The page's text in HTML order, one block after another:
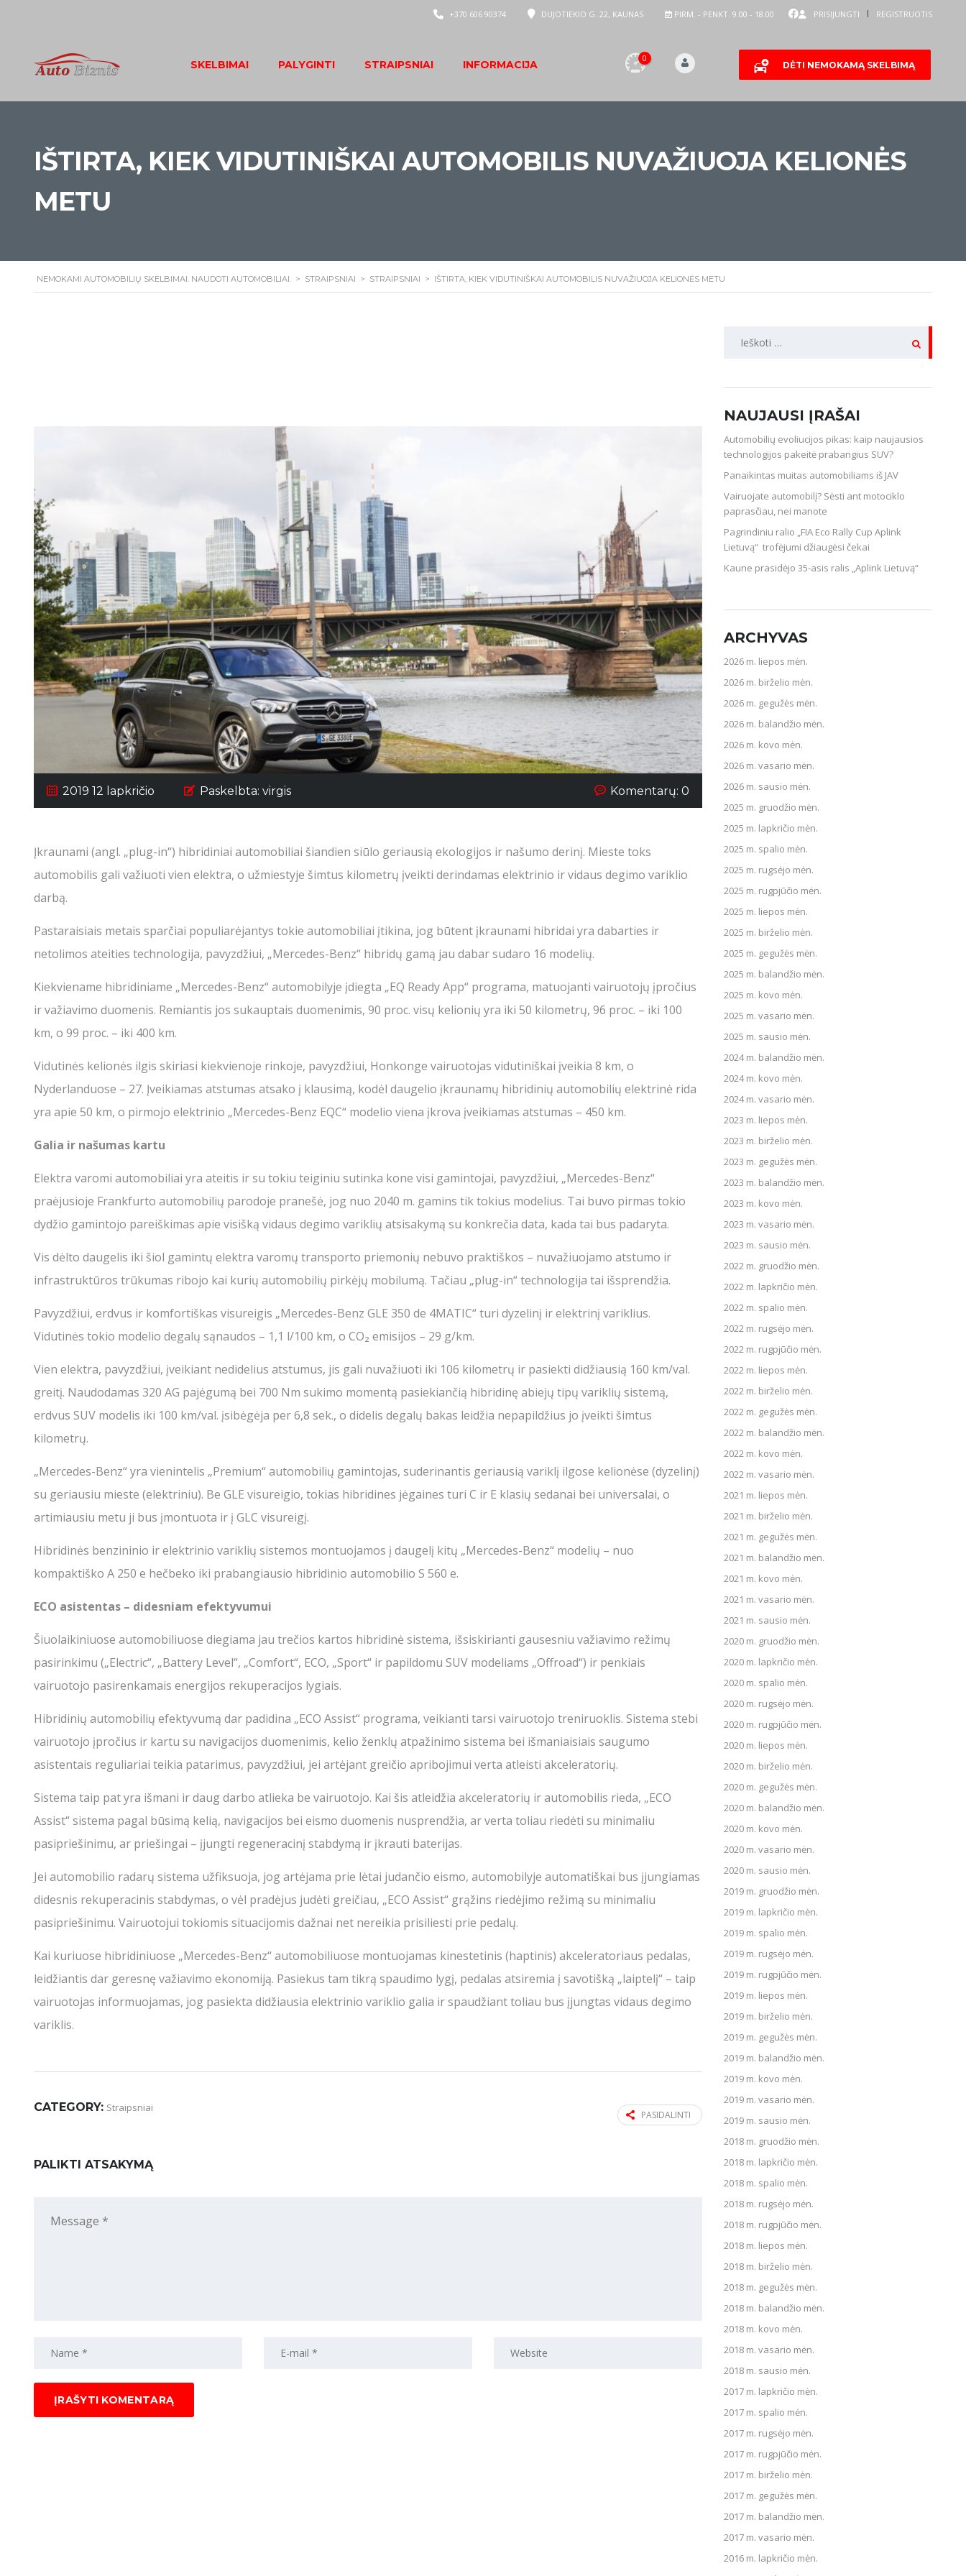
PRISIJUNGTI REGISTRUOTIS
PIRM. - PENKT. 9.00 - 18.00
DUJOTIEKIO G. 22, KAUNAS
+370 606 90374
DĖTI NEMOKAMĄ SKELBIMĄ
0
SKELBIMAI PALYGINTI STRAIPSNIAI INFORMACIJA
IŠTIRTA, KIEK VIDUTINIŠKAI AUTOMOBILIS NUVAŽIUOJA KELIONĖS
METU
NEMOKAMI AUTOMOBILIŲ SKELBIMAI. NAUDOTI AUTOMOBILIAI. > STRAIPSNIAI > STRAIPSNIAI > IŠTIRTA, KIEK VIDUTINIŠKAI AUTOMOBILIS NUVAŽIUOJA KELIONĖS METU
2019 12 lapkričio Paskelbta: virgis Komentarų: 0
Įkraunami (angl. „plug-in“) hibridiniai automobiliai šiandien siūlo geriausią ekologijos ir našumo derinį. Mieste toks
automobilis gali važiuoti vien elektra, o užmiestyje šimtus kilometrų įveikti derindamas elektrinio ir vidaus degimo variklio
darbą.
Pastaraisiais metais sparčiai populiarėjantys tokie automobiliai įtikina, jog būtent įkraunami hibridai yra dabarties ir
netolimos ateities technologija, pavyzdžiui, „Mercedes-Benz“ hibridų gamą jau dabar sudaro 16 modelių.
Kiekviename hibridiniame „Mercedes-Benz“ automobilyje įdiegta „EQ Ready App“ programa, matuojanti vairuotojų įpročius
ir važiavimo duomenis. Remiantis jos sukauptais duomenimis, 90 proc. visų kelionių yra iki 50 kilometrų, 96 proc. – iki 100
km, o 99 proc. – iki 400 km.
Vidutinės kelionės ilgis skiriasi kiekvienoje rinkoje, pavyzdžiui, Honkonge vairuotojas vidutiniškai įveikia 8 km, o
Nyderlanduose – 27. Įveikiamas atstumas atsako į klausimą, kodėl daugelio įkraunamų hibridinių automobilių elektrinė rida
yra apie 50 km, o pirmojo elektrinio „Mercedes-Benz EQC“ modelio viena įkrova įveikiamas atstumas – 450 km.
Galia ir našumas kartu
Elektra varomi automobiliai yra ateitis ir su tokiu teiginiu sutinka kone visi gamintojai, pavyzdžiui, „Mercedes-Benz“
praėjusioje Frankfurto automobilių parodoje pranešė, jog nuo 2040 m. gamins tik tokius modelius. Tai buvo pirmas tokio
dydžio gamintojo pareiškimas apie visišką vidaus degimo variklių atsisakymą su konkrečia data, kada tai bus padaryta.
Vis dėlto daugelis iki šiol gamintų elektra varomų transporto priemonių nebuvo praktiškos – nuvažiuojamo atstumo ir
infrastruktūros trūkumas ribojo kai kurių automobilių pirkėjų mobilumą. Tačiau „plug-in“ technologija tai išsprendžia.
Pavyzdžiui, erdvus ir komfortiškas visureigis „Mercedes-Benz GLE 350 de 4MATIC“ turi dyzelinį ir elektrinį variklius.
Vidutinės tokio modelio degalų sąnaudos – 1,1 l/100 km, o CO₂ emisijos – 29 g/km.
Vien elektra, pavyzdžiui, įveikiant nedidelius atstumus, jis gali nuvažiuoti iki 106 kilometrų ir pasiekti didžiausią 160 km/val.
greitį. Naudodamas 320 AG pajėgumą bei 700 Nm sukimo momentą pasiekiančią hibridinę abiejų tipų variklių sistemą,
erdvus SUV modelis iki 100 km/val. įsibėgėja per 6,8 sek., o didelis degalų bakas leidžia nepapildžius jo įveikti šimtus
kilometrų.
„Mercedes-Benz“ yra vienintelis „Premium“ automobilių gamintojas, suderinantis geriausią variklį ilgose kelionėse (dyzelinį)
su geriausiu mieste (elektriniu). Be GLE visureigio, tokias hibridines jėgaines turi C ir E klasių sedanai bei universalai, o
artimiausiu metu ji bus įmontuota ir į GLC visureigį.
Hibridinės benzininio ir elektrinio variklių sistemos montuojamos į daugelį kitų „Mercedes-Benz“ modelių – nuo
kompaktiško A 250 e hečbeko iki prabangiausio hibridinio automobilio S 560 e.
ECO asistentas – didesniam efektyvumui
Šiuolaikiniuose automobiliuose diegiama jau trečios kartos hibridinė sistema, išsiskirianti gausesniu važiavimo režimų
pasirinkimu („Electric“, „Battery Level“, „Comfort“, ECO, „Sport“ ir papildomu SUV modeliams „Offroad“) ir penkiais
vairuotojo pasirenkamais energijos rekuperacijos lygiais.
Hibridinių automobilių efektyvumą dar padidina „ECO Assist“ programa, veikianti tarsi vairuotojo treniruoklis. Sistema stebi
vairuotojo įpročius ir kartu su navigacijos duomenimis, kelio ženklų atpažinimo sistema bei išmaniaisiais saugumo
asistentais reguliariai teikia patarimus, pavyzdžiui, jei artėjant greičio apribojimui verta atleisti akceleratorių.
Sistema taip pat yra išmani ir daug darbo atlieka be vairuotojo. Kai šis atleidžia akceleratorių ir automobilis rieda, „ECO
Assist“ sistema pagal būsimą kelią, navigacijos bei eismo duomenis nusprendžia, ar verta toliau riedėti su minimaliu
pasipriešinimu, ar priešingai – įjungti regeneracinį stabdymą ir įkrauti baterijas.
Jei automobilio radarų sistema užfiksuoja, jog artėjama prie lėtai judančio eismo, automobilyje automatiškai bus įjungiamas
didesnis rekuperacinis stabdymas, o vėl pradėjus judėti greičiau, „ECO Assist“ grąžins riedėjimo režimą su minimaliu
pasipriešinimu. Vairuotojui tokiomis situacijomis dažnai net nereikia prisiliesti prie pedalų.
Kai kuriuose hibridiniuose „Mercedes-Benz“ automobiliuose montuojamas kinestetinis (haptinis) akceleratoriaus pedalas,
leidžiantis dar geresnę važiavimo ekonomiją. Pasiekus tam tikrą spaudimo lygį, pedalas atsiremia į savotišką „laiptelį“ – taip
vairuotojas informuojamas, jog pasiekta didžiausia elektrinio variklio galia ir spaudžiant toliau bus įjungtas vidaus degimo
variklis.
CATEGORY: Straipsniai
PASIDALINTI
PALIKTI ATSAKYMĄ
IEŠKOTI:
NAUJAUSI ĮRAŠAI
Automobilių evoliucijos pikas: kaip naujausios
technologijos pakeitė prabangius SUV?
Panaikintas muitas automobiliams iš JAV
Vairuojate automobilį? Sėsti ant motociklo
paprasčiau, nei manote
Pagrindiniu ralio „FIA Eco Rally Cup Aplink
Lietuvą“ trofėjumi džiaugėsi čekai
Kaune prasidėjo 35-asis ralis „Aplink Lietuvą“
ARCHYVAS
2026 m. liepos mėn.
2026 m. birželio mėn.
2026 m. gegužės mėn.
2026 m. balandžio mėn.
2026 m. kovo mėn.
2026 m. vasario mėn.
2026 m. sausio mėn.
2025 m. gruodžio mėn.
2025 m. lapkričio mėn.
2025 m. spalio mėn.
2025 m. rugsėjo mėn.
2025 m. rugpjūčio mėn.
2025 m. liepos mėn.
2025 m. birželio mėn.
2025 m. gegužės mėn.
2025 m. balandžio mėn.
2025 m. kovo mėn.
2025 m. vasario mėn.
2025 m. sausio mėn.
2024 m. balandžio mėn.
2024 m. kovo mėn.
2024 m. vasario mėn.
2023 m. liepos mėn.
2023 m. birželio mėn.
2023 m. gegužės mėn.
2023 m. balandžio mėn.
2023 m. kovo mėn.
2023 m. vasario mėn.
2023 m. sausio mėn.
2022 m. gruodžio mėn.
2022 m. lapkričio mėn.
2022 m. spalio mėn.
2022 m. rugsėjo mėn.
2022 m. rugpjūčio mėn.
2022 m. liepos mėn.
2022 m. birželio mėn.
2022 m. gegužės mėn.
2022 m. balandžio mėn.
2022 m. kovo mėn.
2022 m. vasario mėn.
2021 m. liepos mėn.
2021 m. birželio mėn.
2021 m. gegužės mėn.
2021 m. balandžio mėn.
2021 m. kovo mėn.
2021 m. vasario mėn.
2021 m. sausio mėn.
2020 m. gruodžio mėn.
2020 m. lapkričio mėn.
2020 m. spalio mėn.
2020 m. rugsėjo mėn.
2020 m. rugpjūčio mėn.
2020 m. liepos mėn.
2020 m. birželio mėn.
2020 m. gegužės mėn.
2020 m. balandžio mėn.
2020 m. kovo mėn.
2020 m. vasario mėn.
2020 m. sausio mėn.
2019 m. gruodžio mėn.
2019 m. lapkričio mėn.
2019 m. spalio mėn.
2019 m. rugsėjo mėn.
2019 m. rugpjūčio mėn.
2019 m. liepos mėn.
2019 m. birželio mėn.
2019 m. gegužės mėn.
2019 m. balandžio mėn.
2019 m. kovo mėn.
2019 m. vasario mėn.
2019 m. sausio mėn.
2018 m. gruodžio mėn.
2018 m. lapkričio mėn.
2018 m. spalio mėn.
2018 m. rugsėjo mėn.
2018 m. rugpjūčio mėn.
2018 m. liepos mėn.
2018 m. birželio mėn.
2018 m. gegužės mėn.
2018 m. balandžio mėn.
2018 m. kovo mėn.
2018 m. vasario mėn.
2018 m. sausio mėn.
2017 m. lapkričio mėn.
2017 m. spalio mėn.
2017 m. rugsėjo mėn.
2017 m. rugpjūčio mėn.
2017 m. birželio mėn.
2017 m. gegužės mėn.
2017 m. balandžio mėn.
2017 m. vasario mėn.
2016 m. lapkričio mėn.